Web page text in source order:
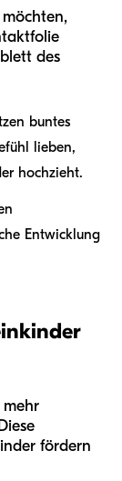
des
buntes
lieben,
hochzieht.
Entwicklung
fördern